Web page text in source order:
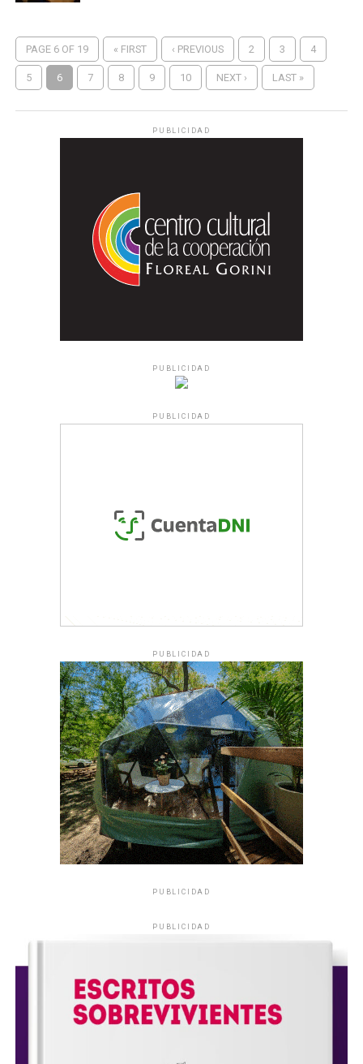
PAGE 6 OF 19 « FIRST ‹ PREVIOUS 2 3 4
5 6 7 8 9 10 NEXT › LAST »
PUBLICIDAD
PUBLICIDAD
PUBLICIDAD
PUBLICIDAD
PUBLICIDAD
PUBLICIDAD